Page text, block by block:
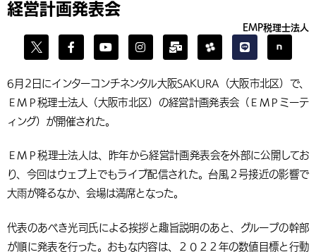
経営計画発表会
EMP税理士法人
6月2日にインターコンチネンタル大阪SAKURA（大阪市北区）で、
ＥＭＰ税理士法人（大阪市北区）の経営計画発表会（ＥＭＰミーテ
ィング）が開催された。
ＥＭＰ税理士法人は、昨年から経営計画発表会を外部に公開してお
り、今回はウェブ上でもライブ配信された。台風２号接近の影響で
大雨が降るなか、会場は満席となった。
代表のあべき光司氏による挨拶と趣旨説明のあと、グループの幹部
が順に発表を行った。おもな内容は、２０２２年の数値目標と行動